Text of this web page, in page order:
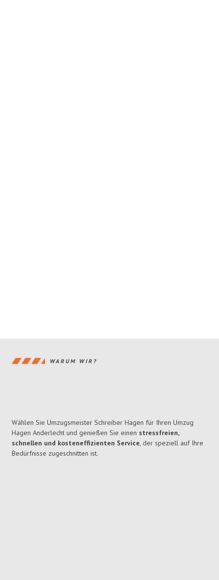
WARUM WIR?
Wählen Sie Umzugsmeister Schreiber Hagen für Ihren Umzug
Hagen Anderlecht und genießen Sie einen stressfreien,
schnellen und kosteneffizienten Service, der speziell auf Ihre
Bedürfnisse zugeschnitten ist.